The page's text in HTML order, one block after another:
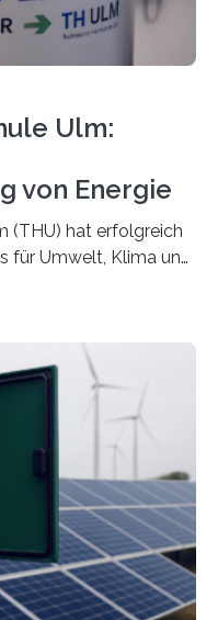
Ulm:
von Energie
(THU) hat erfolgreich
für Umwelt, Klima und
in
Projekts ist die
von
in
Das
2025, hat eine Laufzeit
von rund 2,9
Euro durch das